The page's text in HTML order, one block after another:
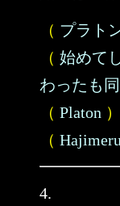
（ プラト
（ 始めて
わったも
（ Platon ）
（
4.